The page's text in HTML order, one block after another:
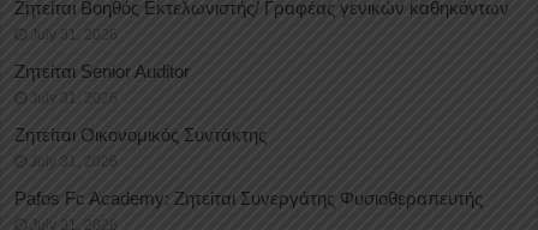
Ζητείται Βοηθός Εκτελωνιστής/ Γραφέας γενικών καθηκόντων
July 31, 2026
Ζητείται Senior Auditor
July 31, 2026
Ζητείται Οικονομικός Συντάκτης
July 31, 2026
Pafos Fc Academy: Ζητείται Συνεργάτης Φυσιοθεραπευτής
July 31, 2026